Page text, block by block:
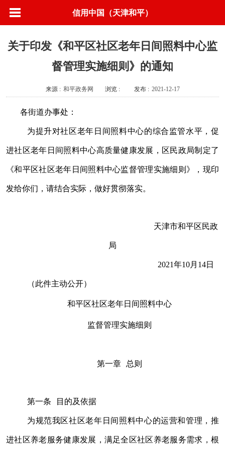
信用中国（天津和平）
关于印发《和平区社区老年日间照料中心监
督管理实施细则》的通知
来源 : 和平政务网 浏览 : 发布 : 2021-12-17
各街道办事处：
为提升对社区老年日间照料中心的综合监管水平，促
进社区老年日间照料中心高质量健康发展，区民政局制定了
《和平区社区老年日间照料中心监督管理实施细则》，现印
发给你们，请结合实际，做好贯彻落实。
天津市和平区民政
局
2021年10月 14日
（此件主动公开）
和平区社区老年日间照料中心
监督管理实施细则
第一章 总则
第一条 目的及依据
为规范我区社区老年日间照料中心的运营和管理，推
进社区养老服务健康发展，满足全区社区养老服务需求，根